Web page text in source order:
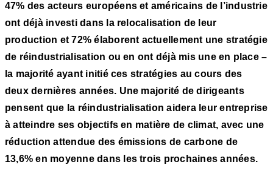
47% des acteurs européens et américains de l’industrie
ont déjà investi dans la relocalisation de leur
production et 72% élaborent actuellement une stratégie
de réindustrialisation ou en ont déjà mis une en place –
la majorité ayant initié ces stratégies au cours des
deux dernières années. Une majorité de dirigeants
pensent que la réindustrialisation aidera leur entreprise
à atteindre ses objectifs en matière de climat, avec une
réduction attendue des émissions de carbone de
13,6% en moyenne dans les trois prochaines années.